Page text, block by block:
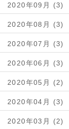
2020年09月 (3)
2020年08月 (3)
2020年07月 (3)
2020年06月 (3)
2020年05月 (2)
2020年04月 (3)
2020年03月 (2)